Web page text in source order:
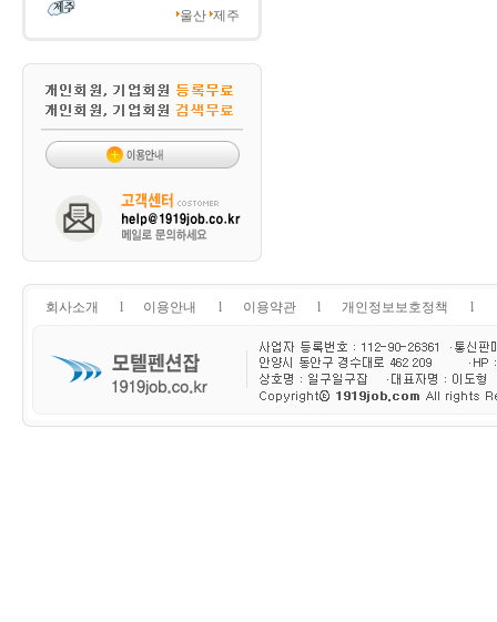
울산 제주
회사소개 l 이용안내 l 이용약관 l 개인정보보호정책 l